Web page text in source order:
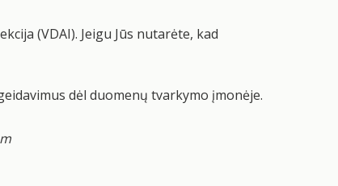
(VDAI). Jeigu Jūs nutarėte, kad
dėl duomenų tvarkymo įmonėje.